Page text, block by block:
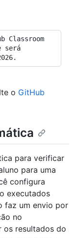
será
o GitHub
para verificar
para uma
configura
executados
faz um envio por
no
os resultados do